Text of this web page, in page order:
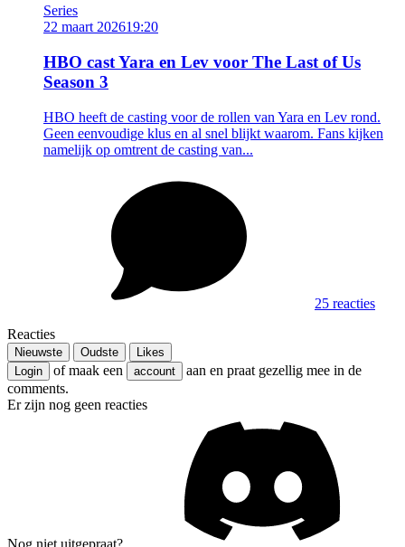
Series
22 maart 202619:20
HBO cast Yara en Lev voor The Last of Us
Season 3
HBO heeft de casting voor de rollen van Yara en Lev rond.
Geen eenvoudige klus en al snel blijkt waarom. Fans kijken
namelijk op omtrent de casting van...
25 reacties
Reacties
Nieuwste Oudste
Likes
Login
of maak een account
aan en praat gezellig mee in de
comments.
Er zijn nog geen reacties
Nog niet uitgepraat?